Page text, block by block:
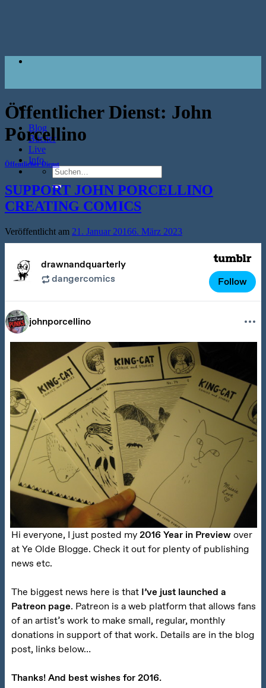
Blog
Bücher
Live
Info
Suche
nach:
Öffentlicher Dienst: John
Porcellino
Öffentlicher Dienst
SUPPORT JOHN PORCELLINO
CREATING COMICS
Veröffentlicht am 21. Januar 20166. März 2023